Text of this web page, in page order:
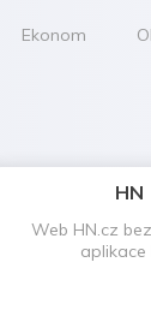
Ekonom
HN
Web HN.cz
aplikace